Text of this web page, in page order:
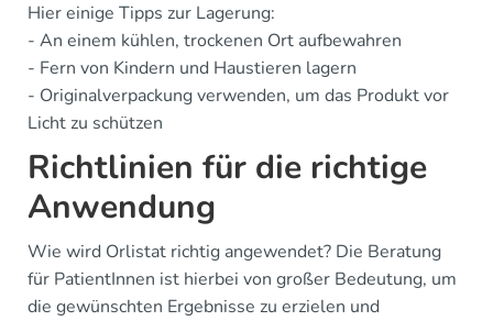
Hier einige Tipps zur Lagerung:
- An einem kühlen, trockenen Ort aufbewahren
- Fern von Kindern und Haustieren lagern
- Originalverpackung verwenden, um das Produkt vor
Licht zu schützen
Richtlinien für die richtige
Anwendung
Wie wird Orlistat richtig angewendet? Die Beratung
für PatientInnen ist hierbei von großer Bedeutung, um
die gewünschten Ergebnisse zu erzielen und